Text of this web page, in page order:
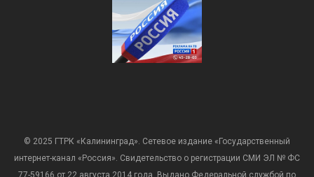
© 2025 ГТРК «Калининград». Сетевое издание «Государственный
интернет-канал «Россия». Свидетельство о регистрации СМИ ЭЛ № ФС
77-59166 от 22 августа 2014 года. Выдано Федеральной службой по